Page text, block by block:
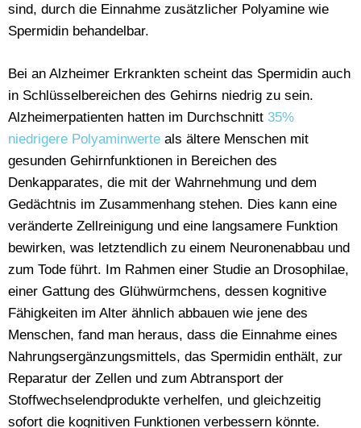
sind, durch die Einnahme zusätzlicher Polyamine wie
Spermidin behandelbar.
Bei an Alzheimer Erkrankten scheint das Spermidin auch
in Schlüsselbereichen des Gehirns niedrig zu sein.
Alzheimerpatienten hatten im Durchschnitt 35%
niedrigere Polyaminwerte als ältere Menschen mit
gesunden Gehirnfunktionen in Bereichen des
Denkapparates, die mit der Wahrnehmung und dem
Gedächtnis im Zusammenhang stehen. Dies kann eine
veränderte Zellreinigung und eine langsamere Funktion
bewirken, was letztendlich zu einem Neuronenabbau und
zum Tode führt. Im Rahmen einer Studie an Drosophilae,
einer Gattung des Glühwürmchens, dessen kognitive
Fähigkeiten im Alter ähnlich abbauen wie jene des
Menschen, fand man heraus, dass die Einnahme eines
Nahrungsergänzungsmittels, das Spermidin enthält, zur
Reparatur der Zellen und zum Abtransport der
Stoffwechselendprodukte verhelfen, und gleichzeitig
sofort die kognitiven Funktionen verbessern könnte.